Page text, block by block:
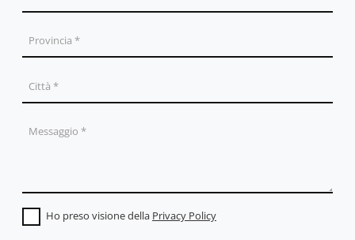
Ho preso visione della Privacy Policy